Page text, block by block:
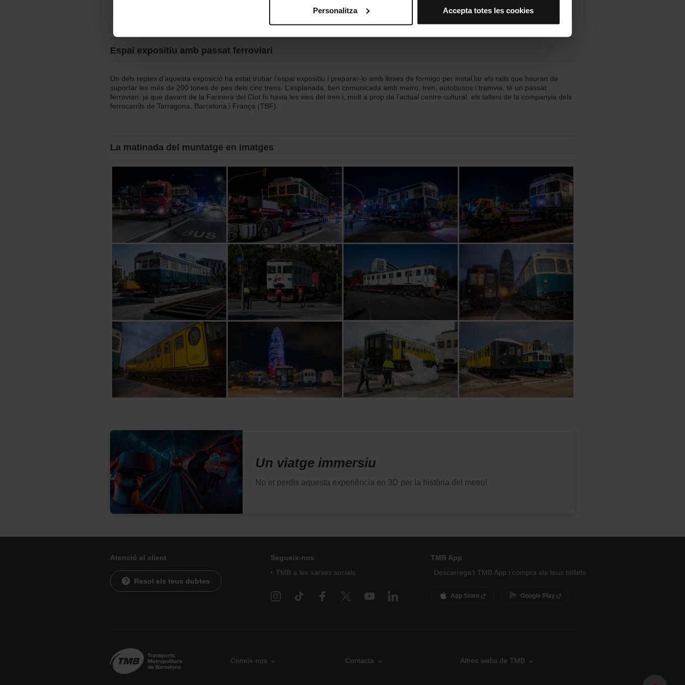
començar a navegar-hi. Només pots consultar la nostraPolítica de cookies
Personalitza Accepta totes les cookies
Espai expositiu amb passat ferroviari
Un dels reptes d’aquesta exposició ha estat trobar l’espai expositiu i preparar-lo amb lloses de formigó per instal.lar els rails que hauran de
suportar les més de 200 tones de pes dels cinc trens. L’esplanada, ben comunicada amb metro, tren, autobusos i tramvia, té un passat
ferroviari, ja que davant de la Farinera del Clot hi havia les vies del tren i, molt a prop de l’actual centre cultural, els tallers de la companyia dels
ferrocarrils de Tarragona, Barcelona i França (TBF).
La matinada del muntatge en imatges
Un viatge immersiu
No et perdis aquesta experiència en 3D per la història del metro!
Atenció al client
Resol els teus dubtes
Segueix-nos
TMB a les xarxes socials
TMB App
Descarrega’t TMB App i compra els teus bitllets
App Store Google Play
Coneix-nos Contacta Altres webs de TMB